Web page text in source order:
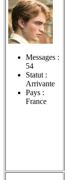
Messages :
54
Statut :
Arrivante
Pays :
France